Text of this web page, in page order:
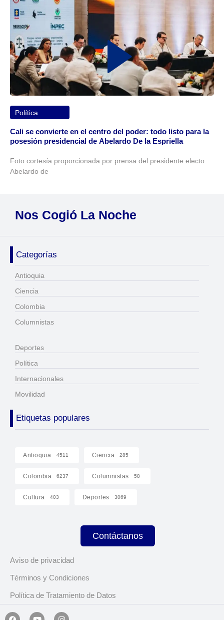
Política
Cali se convierte en el centro del poder: todo listo para la
posesión presidencial de Abelardo De la Espriella
Foto cortesía proporcionada por prensa del presidente electo
Abelardo de
Nos Cogió La Noche
Categorías
Antioquia
Ciencia
Colombia
Columnistas
Deportes
Política
Internacionales
Movilidad
Etiquetas populares
Antioquia 4511 Ciencia 285
Colombia 6237 Columnistas 58
Cultura 403 Deportes 3069
Contáctanos
Aviso de privacidad
Términos y Condiciones
Política de Tratamiento de Datos